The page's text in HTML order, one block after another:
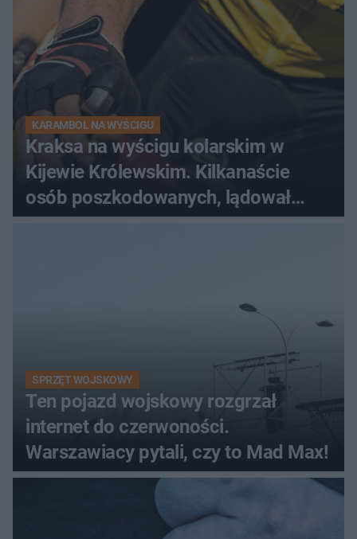
KARAMBOL NA WYŚCIGU
Kraksa na wyścigu kolarskim w
Kijewie Królewskim. Kilkanaście
osób poszkodowanych, lądował
śmigłowiec LPR
SPRZĘT WOJSKOWY
Ten pojazd wojskowy rozgrzał
internet do czerwoności.
Warszawiacy pytali, czy to Mad Max!